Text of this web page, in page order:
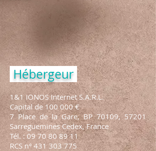
Hébergeur
1&1 IONOS Internet S.A.R.L.
Capital de 100 000 €
7 Place de la Gare, BP 70109, 57201
Sarreguemines Cedex, France
Tél. : 09 70 80 89 11
RCS n° 431 303 775